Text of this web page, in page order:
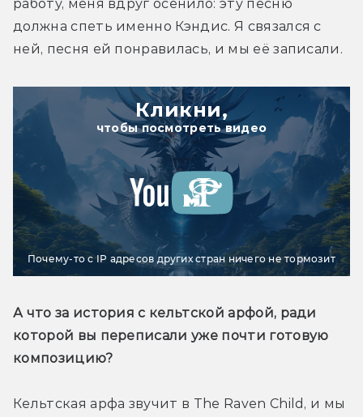
работу, меня вдруг осенило: эту песню
должна спеть именно Кэндис. Я связался с
ней, песня ей понравилась, и мы её записали.
Кликни,
чтобы посмотреть видео
Почему-то с IP адресов других стран ничего не тормозит
А что за история с кельтской арфой, ради
которой вы переписали уже почти готовую
композицию?
Кельтская арфа звучит в The Raven Child, и мы